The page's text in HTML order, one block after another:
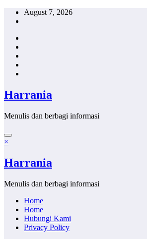
Skip
August 7, 2026
Harrania
Menulis dan berbagi informasi
×
Harrania
Menulis dan berbagi informasi
Home
Home
Hubungi Kami
Privacy Policy